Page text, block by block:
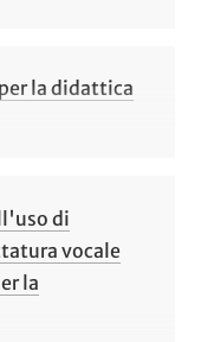
la didattica
di
vocale
la